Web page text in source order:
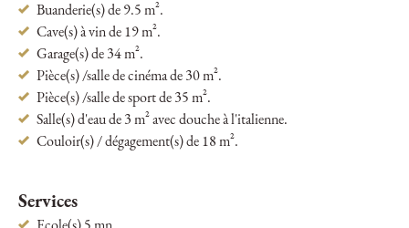
Buanderie(s) de 9.5 m².
Cave(s) à vin de 19 m².
Garage(s) de 34 m².
Pièce(s) /salle de cinéma de 30 m².
Pièce(s) /salle de sport de 35 m².
Salle(s) d'eau de 3 m² avec douche à l'italienne.
Couloir(s) / dégagement(s) de 18 m².
Services